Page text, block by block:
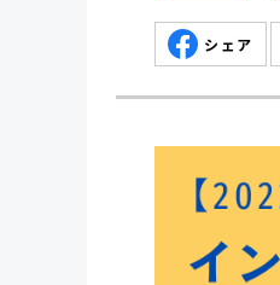
シェア